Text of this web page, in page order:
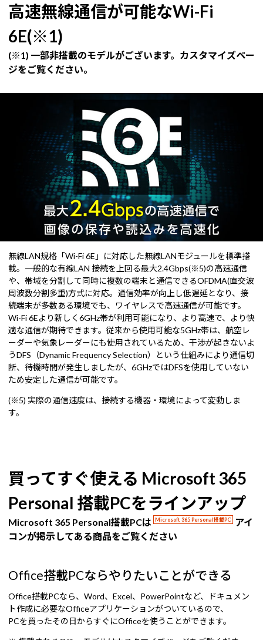
高速無線通信が可能なWi-Fi
6E(※1)
(※1) 一部非搭載のモデルがございます。カスタマイズペー
ジをご覧ください。
無線LAN規格「Wi-Fi 6E」に対応した無線LANモジュールを標準搭
載。一般的な有線LAN 接続を上回る最大2.4Gbps(※5)の高速通信
や、帯域を分割して同時に複数の端末と通信できるOFDMA(直交波
周波数分割多重)方式に対応。通信効率が向上し低遅延となり、接
続端末が多数ある環境でも、ワイヤレスで高速通信が可能です。
Wi-Fi 6Eより新しく6GHz帯が利用可能になり、より高速で、より快
適な通信が期待できます。従来から使用可能な5GHz帯は、航空レ
ーダーや気象レーダーにも使用されているため、干渉が起きないよ
うDFS（Dynamic Frequency Selection）という仕組みにより通信切
断、待機時間が発生しましたが、6GHzではDFSを使用していない
ため安定した通信が可能です。
(※5) 実際の通信速度は、接続する機器・環境によって変動しま
す。
買ってすぐ使える Microsoft 365
Personal 搭載PCをラインアップ
Microsoft 365 Personal搭載PCは Microsoft 365 Personal搭載PC
アイ
コンが掲示してある商品をご覧ください
Office搭載PCならやりたいことができる
Office搭載PCなら、Word、Excel、PowerPointなど、ドキュメン
ト作成に必要なOfficeアプリケーションがついているので、
PCを買ったその日からすぐにOfficeを使うことができます。